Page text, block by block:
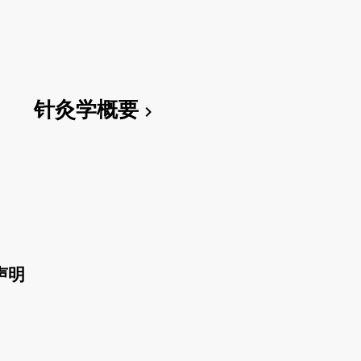
针灸学概要chevron_right
明